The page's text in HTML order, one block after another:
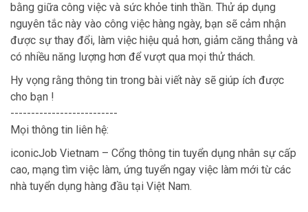
bằng giữa công việc và sức khỏe tinh thần. Thử áp dụng
nguyên tắc này vào công việc hàng ngày, bạn sẽ cảm nhận
được sự thay đổi, làm việc hiệu quả hơn, giảm căng thẳng và
có nhiều năng lượng hơn để vượt qua mọi thử thách.
Hy vọng rằng thông tin trong bài viết này sẽ giúp ích được
cho bạn !
--------------------------
Mọi thông tin liên hệ:
iconicJob Vietnam – Cổng thông tin tuyển dụng nhân sự cấp
cao, mạng tìm việc làm, ứng tuyển ngay việc làm mới từ các
nhà tuyển dụng hàng đầu tại Việt Nam.